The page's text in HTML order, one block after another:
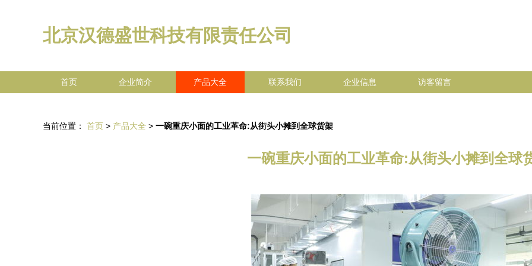
北京汉德盛世科技有限责任公司
首页 企业简介 产品大全 联系我们 企业信息 访客留言
当前位置： 首页 > 产品大全 > 一碗重庆小面的工业革命:从街头小摊到全球货架
一碗重庆小面的工业革命:从街头小摊到全球